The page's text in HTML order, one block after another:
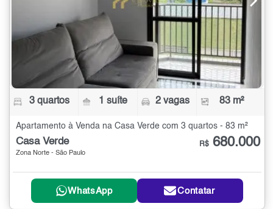
3 quartos 1 suíte 2 vagas 83 m²
Apartamento à Venda na Casa Verde com 3 quartos - 83 m²
Casa Verde
Zona Norte - São Paulo
R$ 680.000
WhatsApp Contatar